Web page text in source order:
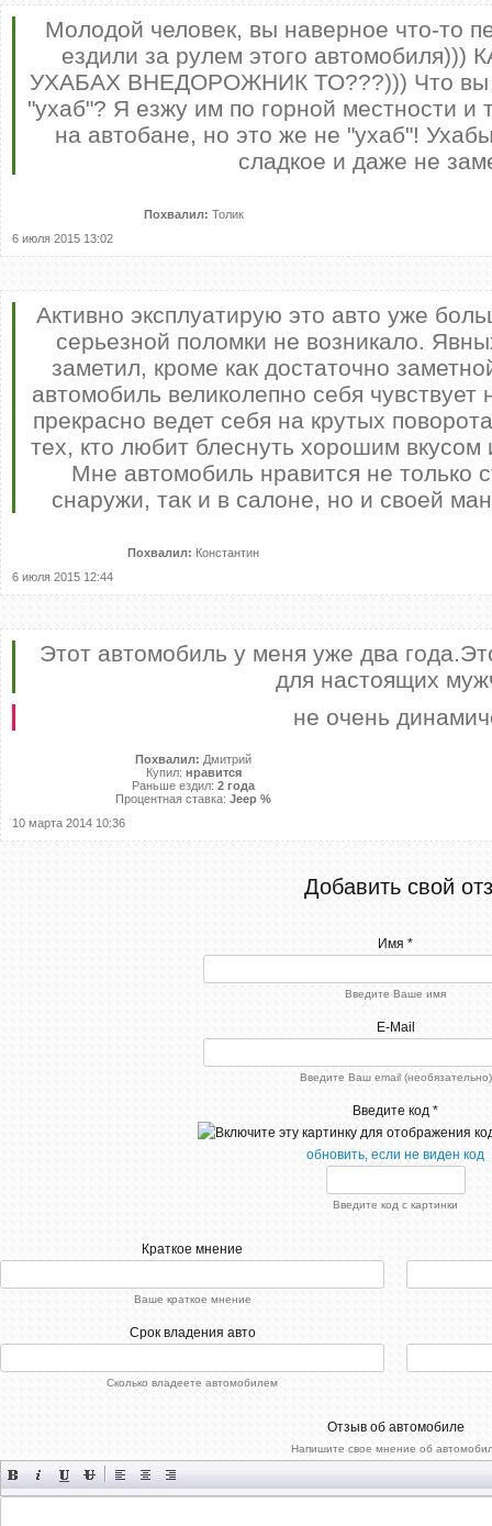
Молодой человек, вы наверное что-то
ездили за рулем этого
УХАБАХ ВНЕДОРОЖНИК ТО???))) Что вы
"ухаб"? Я езжу им по горной местности и
на автобане, но это же не "ухаб"!
сладкое и даже не
Похвалил: Толик
6 июля 2015 13:02
Активно эксплуатирую это авто уже
серьезной поломки не возникало.
заметил, кроме как достаточно
автомобиль великолепно себя чувствует
прекрасно ведет себя на крутых
тех, кто любит блеснуть хорошим вкусом
Мне автомобиль нравится не только
снаружи, так и в салоне, но и своей
Похвалил: Константин
6 июля 2015 12:44
Этот автомобиль у меня уже два
для настоящих
не очень
Похвалил: Дмитрий
Купил: нравится
Раньше ездил: 2 года
Процентная ставка: Jeep %
10 марта 2014 10:36
Добавить свой
Имя *
Введите Ваше имя
E-Mail
Введите Ваш email (необязательно)
Введите код *
обновить, если не виден код
Введите код с картинки
Краткое мнение
Ваше краткое мнение
Срок владения авто
Сколько владеете автомобилем
Отзыв об автомобиле
Напишите свое мнение об